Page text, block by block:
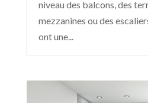
niveau des balcons, des
mezzanines ou des
ont une...